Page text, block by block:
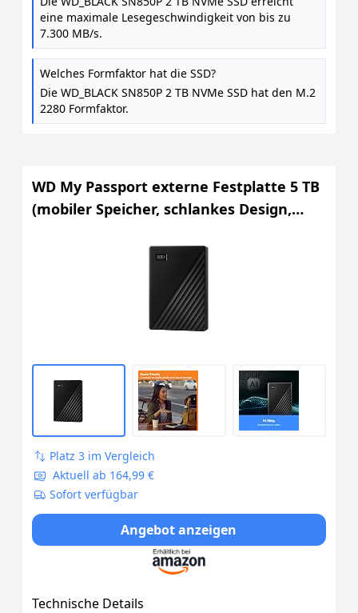
eine maximale Lesegeschwindigkeit von bis zu
7.300 MB/s.
Welches Formfaktor hat die SSD?
Die WD_BLACK SN850P 2 TB NVMe SSD hat den M.2
2280 Formfaktor.
WD My Passport externe Festplatte 5 TB
(mobiler Speicher, schlankes Design,
automatische Backups, Passwortschutz)
Schwarz - auch kompatibel mit PC, Xbox
Platz 3 im Vergleich
Aktuell ab 164,99 €
Sofort verfügbar
Angebot anzeigen
Technische Details